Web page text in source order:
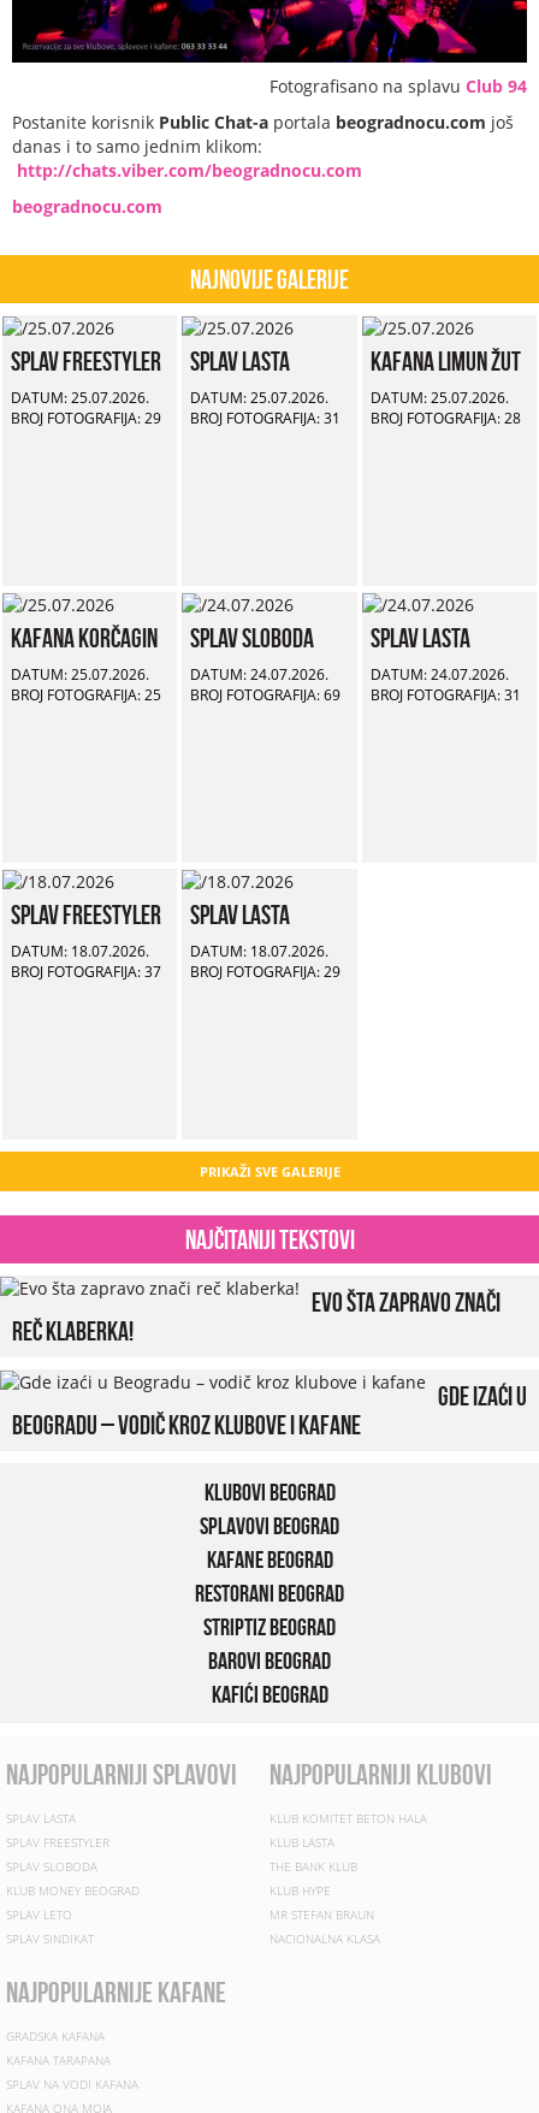
Fotografisano na splavu Club 94
Postanite korisnik Public Chat-a portala beogradnocu.com još
danas i to samo jednim klikom:
http://chats.viber.com/beogradnocu.com
beogradnocu.com
Najnovije Galerije
Splav Freestyler
DATUM: 25.07.2026.
BROJ FOTOGRAFIJA: 29
Splav Lasta
DATUM: 25.07.2026.
BROJ FOTOGRAFIJA: 31
Kafana Limun Žut
DATUM: 25.07.2026.
BROJ FOTOGRAFIJA: 28
Kafana Korčagin
DATUM: 25.07.2026.
BROJ FOTOGRAFIJA: 25
Splav Sloboda
DATUM: 24.07.2026.
BROJ FOTOGRAFIJA: 69
Splav Lasta
DATUM: 24.07.2026.
BROJ FOTOGRAFIJA: 31
Splav Freestyler
DATUM: 18.07.2026.
BROJ FOTOGRAFIJA: 37
Splav Lasta
DATUM: 18.07.2026.
BROJ FOTOGRAFIJA: 29
PRIKAŽI SVE GALERIJE
Najčitaniji tekstovi
Evo šta zapravo znači
reč klaberka!
Gde izaći u
Beogradu – vodič kroz klubove i kafane
Klubovi Beograd
Splavovi Beograd
Kafane Beograd
Restorani Beograd
Striptiz Beograd
Barovi Beograd
Kafići Beograd
najpopularniji splavovi
SPLAV LASTA
SPLAV FREESTYLER
SPLAV SLOBODA
KLUB MONEY BEOGRAD
SPLAV LETO
SPLAV SINDIKAT
najpopularniji klubovi
KLUB KOMITET BETON HALA
KLUB LASTA
THE BANK KLUB
KLUB HYPE
MR STEFAN BRAUN
NACIONALNA KLASA
najpopularnije kafane
GRADSKA KAFANA
KAFANA TARAPANA
SPLAV NA VODI KAFANA
KAFANA ONA MOJA